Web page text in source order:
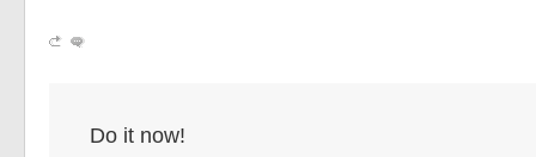
Do it now!